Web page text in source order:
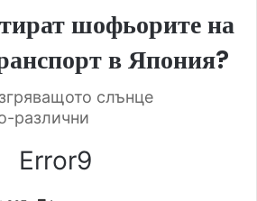
шофьорите на
в Япония?
слънце
различни
Error9